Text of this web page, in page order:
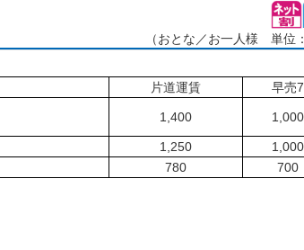
（おとな／お一人様 単位
片道運賃 早売7
1,400 1,000
1,250
1,000
780 700